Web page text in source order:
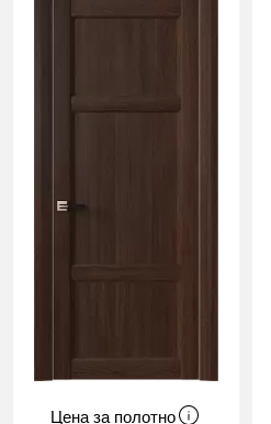
Цена за полотно